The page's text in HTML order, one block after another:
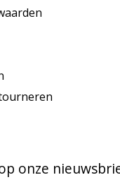
onze